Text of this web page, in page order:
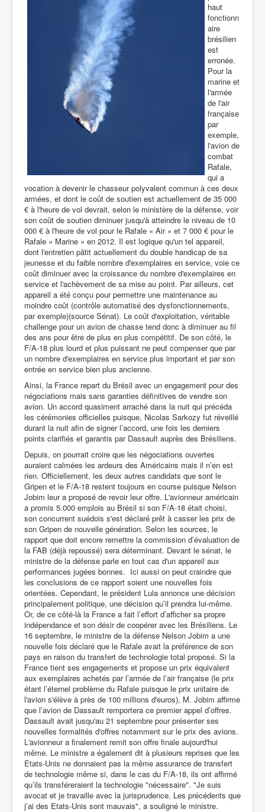
haut
fonctionn
aire
brésilien
est
erronée.
Pour la
marine et
l'armée
de l'air
française
par
exemple,
l'avion de
combat
Rafale,
qui a
vocation à devenir le chasseur polyvalent commun à ces deux
armées, et dont le coût de soutien est actuellement de 35 000
€ à l'heure de vol devrait, selon le ministère de la défense, voir
son coût de soutien diminuer jusqu'à atteindre le niveau de 10
000 € à l'heure de vol pour le Rafale « Air » et 7 000 € pour le
Rafale « Marine » en 2012. Il est logique qu'un tel appareil,
dont l'entretien pâtit actuellement du double handicap de sa
jeunesse et du faible nombre d'exemplaires en service, voie ce
coût diminuer avec la croissance du nombre d'exemplaires en
service et l'achèvement de sa mise au point. Par ailleurs, cet
appareil a été conçu pour permettre une maintenance au
moindre coût (contrôle automatisé des dysfonctionnements,
par exemple)(source Sénat). Le coût d'exploitation, véritable
challenge pour un avion de chasse tend donc à diminuer au fil
des ans pour être de plus en plus compétitif. De son côté, le
F/A-18 plus lourd et plus puissant ne peut compenser que par
un nombre d'exemplaires en service plus important et par son
entrée en service bien plus ancienne.
Ainsi, la France repart du Brésil avec un engagement pour des
négociations mais sans garanties définitives de vendre son
avion. Un accord quasiment arraché dans la nuit qui précéda
les cérémonies officielles puisque, Nicolas Sarkozy fut réveillé
durant la nuit afin de signer l’accord, une fois les derniers
points clarifiés et garantis par Dassault auprès des Brésiliens.
Depuis, on pourrait croire que les négociations ouvertes
auraient calmées les ardeurs des Américains mais il n’en est
rien. Officiellement, les deux autres candidats que sont le
Gripen et le F/A-18 restent toujours en course puisque Nelson
Jobim leur a proposé de revoir leur offre. L'avionneur américain
a promis 5.000 emplois au Brésil si son F/A-18 était choisi,
son concurrent suédois s'est déclaré prêt à casser les prix de
son Gripen de nouvelle génération. Selon les sources, le
rapport que doit encore remettre la commission d’évaluation de
la FAB (déjà repoussé) sera déterminant. Devant le sénat, le
ministre de la défense parle en tout cas d'un appareil aux
performances jugées bonnes. Ici aussi on peut craindre que
les conclusions de ce rapport soient une nouvelles fois
orientées. Cependant, le président Lula annonce une décision
principalement politique, une décision qu’il prendra lui-même.
Or, de ce côté-là la France a fait l’effort d’afficher sa propre
indépendance et son désir de coopérer avec les Brésiliens. Le
16 septembre, le ministre de la défense Nelson Jobim a une
nouvelle fois déclaré que le Rafale avait la préférence de son
pays en raison du transfert de technologie total proposé. Si la
France tient ses engagements et propose un prix équivalent
aux exemplaires achetés par l’armée de l’air française (le prix
étant l’éternel problème du Rafale puisque le prix unitaire de
l'avion s'élève à près de 100 millions d'euros), M. Jobim affirme
que l’avion de Dassault remportera ce premier appel d’offres.
Dassault avait jusqu'au 21 septembre pour présenter ses
nouvelles formalités d'offres notamment sur le prix des avions.
L'avionneur a finalement remit son offre finale aujourd'hui
même. Le ministre a également dit à plusieurs reprises que les
Etats-Unis ne donnaient pas la même assurance de transfert
de technologie même si, dans le cas du F/A-18, ils ont affirmé
qu’ils transféreraient la technologie "nécessaire". "Je suis
avocat et je travaille avec la jurisprudence. Les précédents que
j’ai des Etats-Unis sont mauvais", a souligné le ministre.